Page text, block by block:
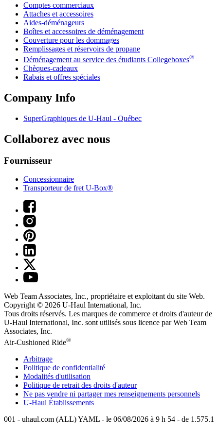
Comptes commerciaux
Attaches et accessoires
Aides-déménageurs
Boîtes et accessoires de déménagement
Couverture pour les dommages
Remplissages et réservoirs de propane
Déménagement au service des étudiants Collegeboxes®
Chèques-cadeaux
Rabais et offres spéciales
Company Info
SuperGraphiques de U-Haul - Québec
Collaborez avec nous
Fournisseur
Concessionnaire
Transporteur de fret U-Box®
Web Team Associates, Inc., propriétaire et exploitant du site Web.
Copyright © 2026 U-Haul International, Inc.
Tous droits réservés. Les marques de commerce et droits d'auteur de
U-Haul International, Inc. sont utilisés sous licence par Web Team
Associates, Inc.
Air-Cushioned Ride®
Arbitrage
Politique de confidentialité
Modalités d'utilisation
Politique de retrait des droits d'auteur
Ne pas vendre ni partager mes renseignements personnels
U-Haul Établissements
001 - uhaul.com (ALL) YAML - le 06/08/2026 à 9 h 54 - de 1.575.1